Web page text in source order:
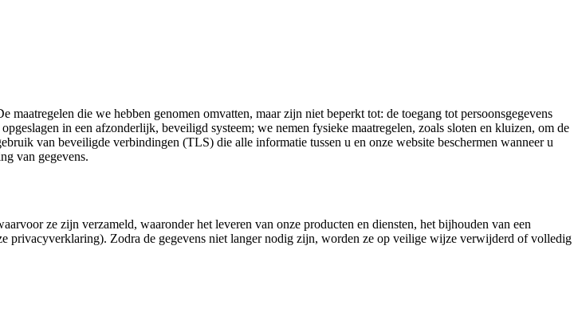
die we hebben genomen omvatten, maar zijn niet beperkt tot: de toegang tot persoonsgegevens
in een afzonderlijk, beveiligd systeem; we nemen fysieke maatregelen, zoals sloten en kluizen, om de
van beveiligde verbindingen (TLS) die alle informatie tussen u en onze website beschermen wanneer u
van gegevens.
ze zijn verzameld, waaronder het leveren van onze producten en diensten, het bijhouden van een
privacyverklaring). Zodra de gegevens niet langer nodig zijn, worden ze op veilige wijze verwijderd of volledig